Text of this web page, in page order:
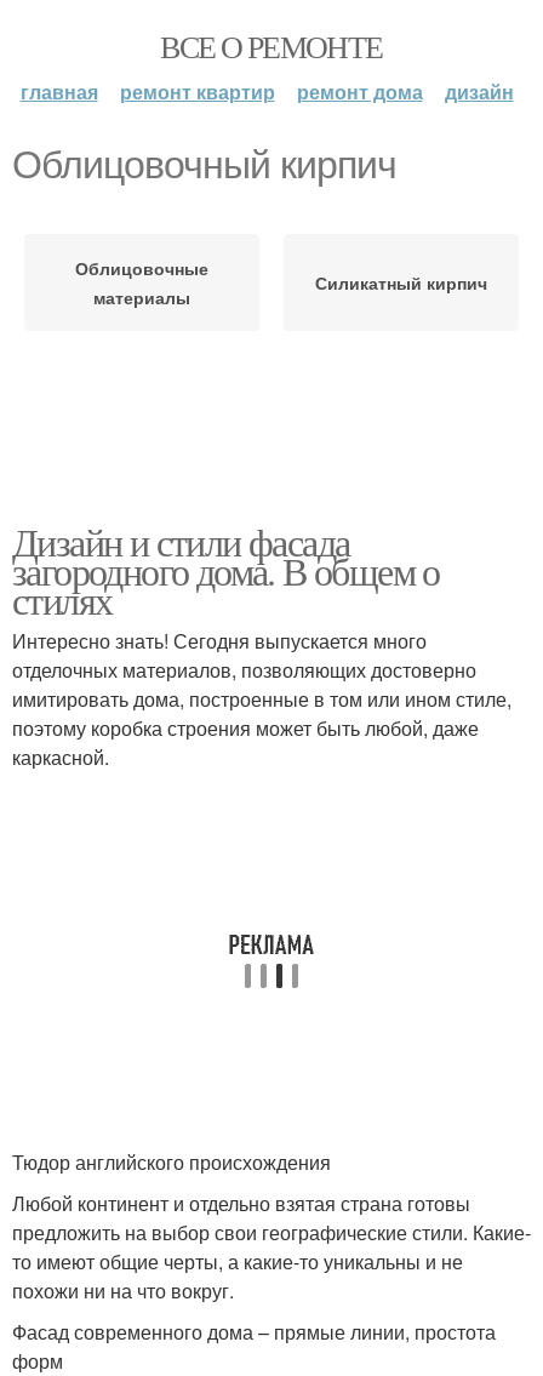
ВСЕ О РЕМОНТЕ
главная ремонт квартир ремонт дома дизайн
Облицовочный кирпич
Облицовочные
материалы
Силикатный кирпич
Дизайн и стили фасада
загородного дома. В общем о
стилях
Интересно знать! Сегодня выпускается много
отделочных материалов, позволяющих достоверно
имитировать дома, построенные в том или ином стиле,
поэтому коробка строения может быть любой, даже
каркасной.
Тюдор английского происхождения
Любой континент и отдельно взятая страна готовы
предложить на выбор свои географические стили. Какие-
то имеют общие черты, а какие-то уникальны и не
похожи ни на что вокруг.
Фасад современного дома – прямые линии, простота
форм